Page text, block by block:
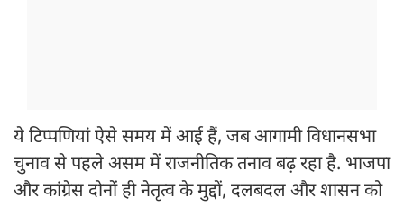
ये टिप्पणियां ऐसे समय में आई हैं, जब आगामी विधानसभा
चुनाव से पहले असम में राजनीतिक तनाव बढ़ रहा है. भाजपा
और कांग्रेस दोनों ही नेतृत्व के मुद्दों, दलबदल और शासन को